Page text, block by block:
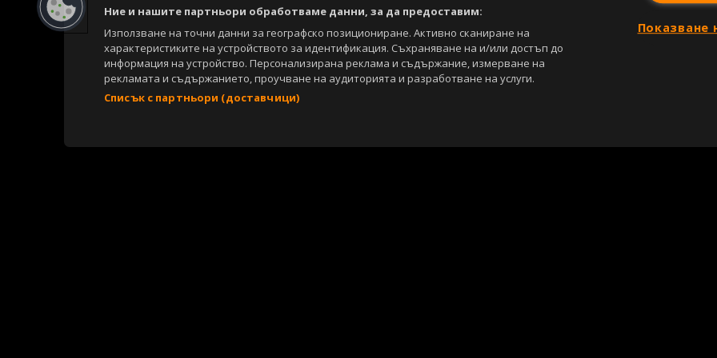
Ние и нашите партньори обработваме данни, за да предоставим:
Използване на точни данни за географско позициониране. Активно сканиране на
характеристиките на устройството за идентификация. Съхраняване на и/или достъп до
информация на устройство. Персонализирана реклама и съдържание, измерване на
рекламата и съдържанието, проучване на аудиторията и разработване на услуги.
Списък с партньори (доставчици)
Показване